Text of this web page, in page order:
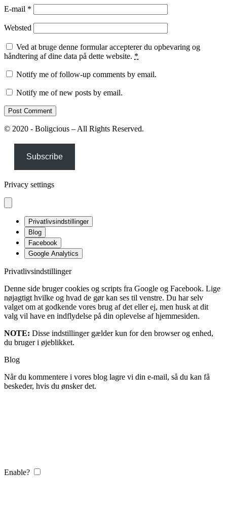
E-mail *
Websted
Ved at bruge denne formular accepterer du opbevaring og
håndtering af dine data på dette website. *
Notify me of follow-up comments by email.
Notify me of new posts by email.
© 2020 - Boligcious – All Rights Reserved.
Subscribe
Privacy settings
Privatlivsindstillinger
Blog
Facebook
Google Analytics
Privatlivsindstillinger
Denne side bruger cookies og scripts fra Google og Facebook. Lige
nøjagtigt hvilke og hvad de gør kan ses til venstre. Du har selv
valget om at godkende vores brug af det eller ej, men husk at dit
valg vil have en indflydelse på din oplevelse af hjemmesiden.
NOTE: Disse indstillinger gælder kun for den browser og enhed,
du bruger i øjeblikket.
Blog
Når du kommentere i vores blog lagre vi din e-mail, så du kan få
beskeder, hvis du ønsker det.
Enable?